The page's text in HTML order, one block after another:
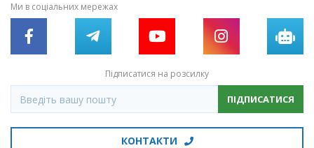
Ми в соціальних мережах
Підписатися на розсилку
ПІДПИСАТИСЯ
КОНТАКТИ